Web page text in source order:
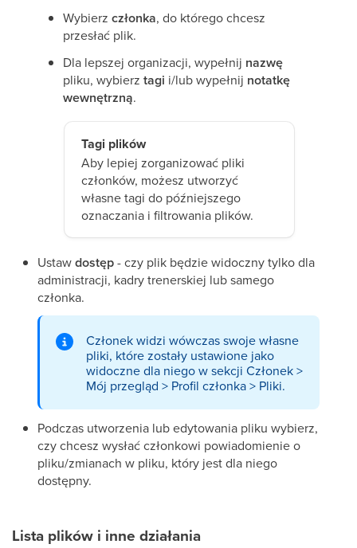
Wybierz członka, do którego chcesz
przesłać plik.
Dla lepszej organizacji, wypełnij nazwę
pliku, wybierz tagi i/lub wypełnij notatkę
wewnętrzną.
Tagi plików
Aby lepiej zorganizować pliki
członków, możesz utworzyć
własne tagi do późniejszego
oznaczania i filtrowania plików.
Ustawdostęp- czy plik będzie widoczny tylko dla
administracji, kadry trenerskiej lub samego
członka.
Członek widzi wówczas swoje własne
pliki, które zostały ustawione jako
widoczne dla niego w sekcji Członek >
Mój przegląd > Profil członka > Pliki.
Podczas utworzenia lub edytowania pliku wybierz,
czy chcesz wysłać członkowi powiadomienie o
pliku/zmianach w pliku, który jest dla niego
dostępny.
Lista plików i inne działania